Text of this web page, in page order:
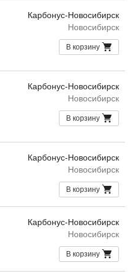
Карбонус-Новосибирск
Новосибирск
В корзину
Карбонус-Новосибирск
Новосибирск
В корзину
Карбонус-Новосибирск
Новосибирск
В корзину
Карбонус-Новосибирск
Новосибирск
В корзину